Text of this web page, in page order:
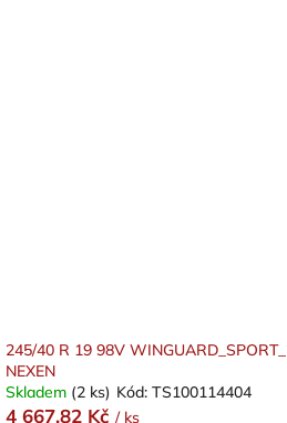
245/40 R 19 98V
NEXEN
Skladem (2 ks) Kód: TS100114404
4 667,82 Kč / ks